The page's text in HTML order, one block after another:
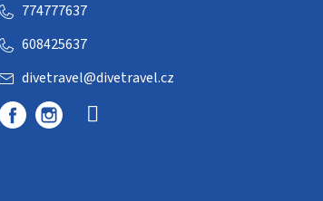
divetravel@divetravel.cz
608425637
774777637